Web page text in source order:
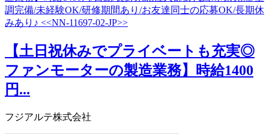
【土日祝休みでプライベートも充実◎
ファンモーターの製造業務】時給1400
円...
フジアルテ株式会社